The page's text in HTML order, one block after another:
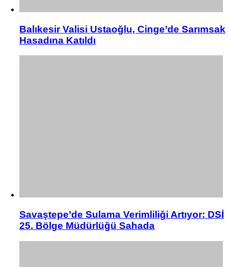
Balıkesir Valisi Ustaoğlu, Cinge’de Sarımsak
Hasadına Katıldı
Savaştepe’de Sulama Verimliliği Artıyor: DSİ
25. Bölge Müdürlüğü Sahada